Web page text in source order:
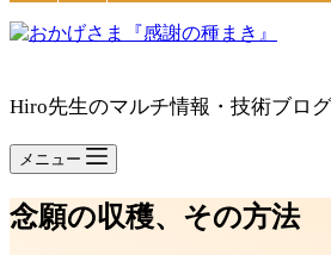
Hiro先生のマルチ情報・技術ブロ
メニュー
念願の収穫、その方法